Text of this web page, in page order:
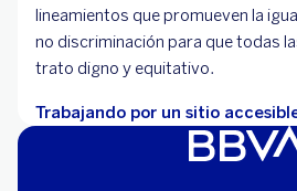
lineamientos que promueven la
no discriminación para que todas
trato digno y equitativo.
Trabajando por un sitio